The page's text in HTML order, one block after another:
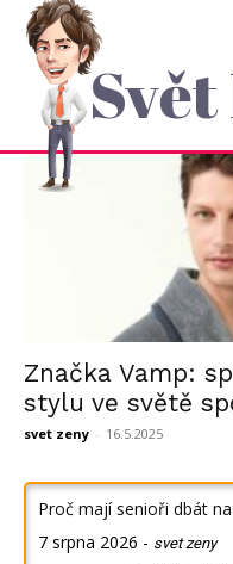
Domů Tagy
štítek:
Značka Vamp:
stylu ve světě
svet zeny - 16.5.2025
Proč mají senioři dbát
7 srpna 2026 - svet zeny